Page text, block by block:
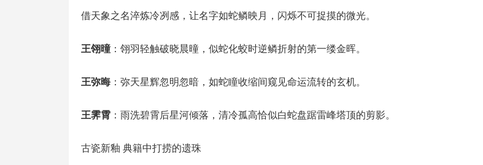
借天象之名淬炼冷冽感，让名字如蛇鳞映月，闪烁不可捉摸的微光。
王翎曈 ：翎羽轻触破晓晨曈，似蛇化蛟时逆鳞折射的第一缕金晖。
王弥晦：弥天星辉忽明忽暗，如蛇瞳收缩间窥见命运流转的玄机。
王霁霄 ：雨洗碧霄后星河倾落，清冷孤高恰似白蛇盘踞雷峰塔顶的剪影。
古瓷新釉 典籍中打捞的遗珠